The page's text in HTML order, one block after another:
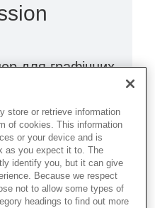
для графічних
A3 дає змогу
знімки
знімки,
вимог
store or retrieve information
of cookies. This information
or your device and is
as you expect it to. The
identify you, but it can give
Because we respect
not to allow some types of
headings to find out more